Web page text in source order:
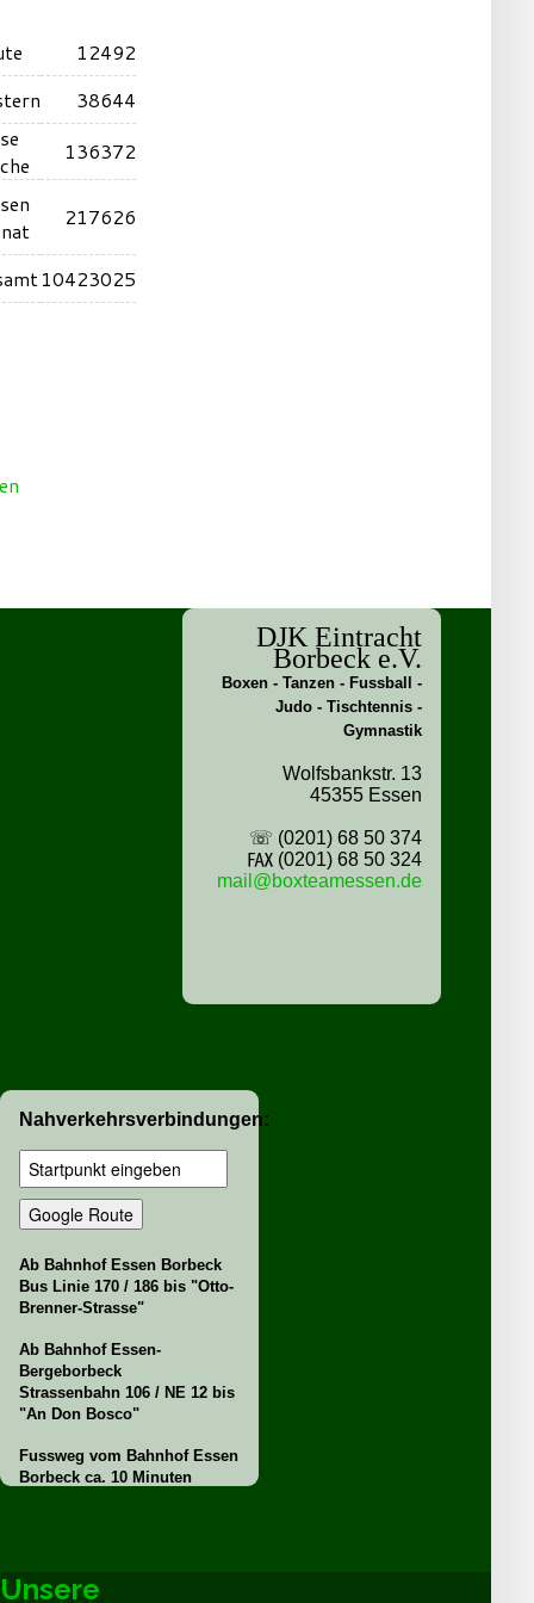
12492
38644
136372
217626
10423025
DJK Eintracht
Borbeck e.V.
Boxen - Tanzen - Fussball -
Judo - Tischtennis -
Gymnastik
Wolfsbankstr. 13
45355 Essen
☏ (0201) 68 50 374
℻ (0201) 68 50 324
mail@boxteamessen.de
Nahverkehrsverbindungen:
Ab Bahnhof Essen Borbeck
Bus Linie 170 / 186 bis "Otto-
Brenner-Strasse"
Ab Bahnhof Essen-
Bergeborbeck
Strassenbahn 106 / NE 12 bis
"An Don Bosco"
Fussweg vom Bahnhof Essen
Borbeck ca. 10 Minuten
Unsere